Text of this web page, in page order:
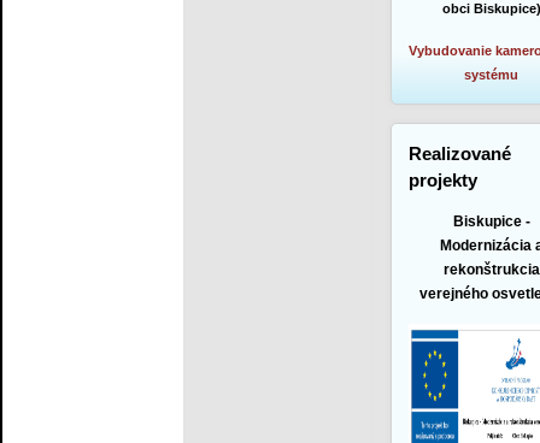
obci Biskupice)
Vybudovanie
systému
Realizované
projekty
Biskupice -
Modernizácia
rekonštrukcia
verejného